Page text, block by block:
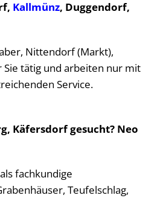
Kallmünz, Duggendorf,
Nittendorf (Markt),
tätig und arbeiten nur mit
Service.
Käfersdorf gesucht? Neo
fachkundige
Teufelschlag,